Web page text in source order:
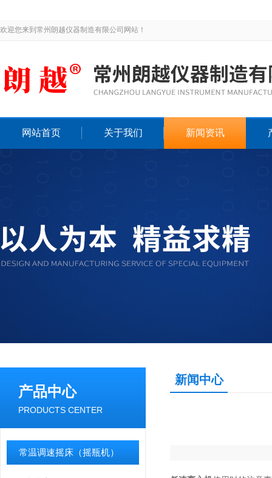
欢迎您来到常州朗越仪器制造有限公司网站！
网站首页 关于我们 新闻资讯
产品中心
PRODUCTS CENTER
常温调速摇床（摇瓶机）
新闻中心